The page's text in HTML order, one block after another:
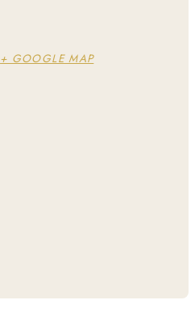
+ GOOGLE MAP